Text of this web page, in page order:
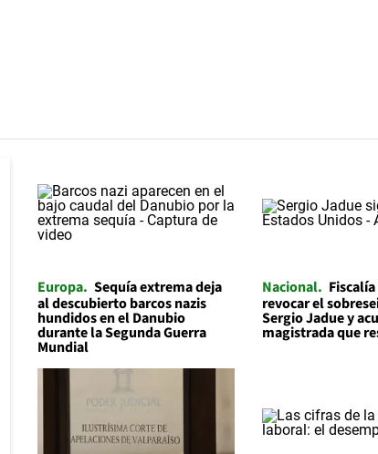
Europa Sequía extrema deja
al descubierto barcos nazis
hundidos en el Danubio
durante la Segunda Guerra
Mundial
Nacional
revocar el
Sergio Jadue y
magistrada que